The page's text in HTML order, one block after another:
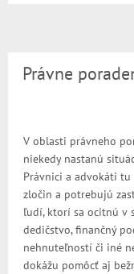
Právne
V oblasti právneho
niekedy nastanú
Právnici a advokáti
zločin a potrebujú
ľudí, ktorí sa ocitnú v
dedičstvo, finančný
nehnuteľností či iné
dokážu pomôcť aj